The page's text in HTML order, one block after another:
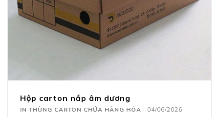
Hộp carton nắp âm dương
IN THÙNG CARTON CHỨA HÀNG HÓA | 04/06/2026